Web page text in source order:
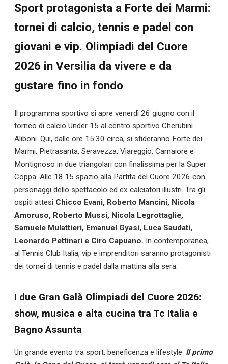
Sport protagonista a Forte dei Marmi:
tornei di calcio, tennis e padel con
giovani e vip. Olimpiadi del Cuore
2026 in Versilia da vivere e da
gustare fino in fondo
Il programma sportivo si apre venerdì 26 giugno con il
torneo di calcio Under 15 al centro sportivo Cherubini
Aliboni. Qui, dalle ore 15:30 circa, si sfideranno Forte dei
Marmi, Pietrasanta, Seravezza, Viareggio, Camaiore e
Montignoso in due triangolari con finalissima per la Super
Coppa. Alle 18.15 spazio alla Partita del Cuore 2026 con
personaggi dello spettacolo ed ex calciatori illustri .Tra gli
ospiti attesi Chicco Evani, Roberto Mancini, Nicola
Amoruso, Roberto Mussi, Nicola Legrottaglie,
Samuele Mulattieri, Emanuel Gyasi, Luca Saudati,
Leonardo Pettinari e Ciro Capuano. In contemporanea,
al Tennis Club Italia, vip e imprenditori saranno protagonisti
dei tornei di tennis e padel dalla mattina alla sera.
I due Gran Galà Olimpiadi del Cuore 2026:
show, musica e alta cucina tra Tc Italia e
Bagno Assunta
Un grande evento tra sport, beneficenza e lifestyle. Il primo